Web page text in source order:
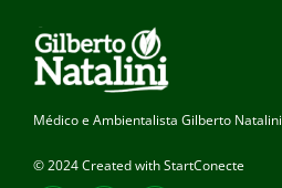
Médico e Ambientalista Gilberto Natalini
© 2024 Created with StartConecte